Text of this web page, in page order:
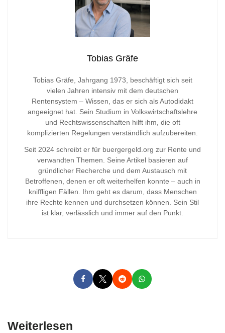
Tobias Gräfe
Tobias Gräfe, Jahrgang 1973, beschäftigt sich seit
vielen Jahren intensiv mit dem deutschen
Rentensystem – Wissen, das er sich als Autodidakt
angeeignet hat. Sein Studium in Volkswirtschaftslehre
und Rechtswissenschaften hilft ihm, die oft
komplizierten Regelungen verständlich aufzubereiten.
Seit 2024 schreibt er für buergergeld.org zur Rente und
verwandten Themen. Seine Artikel basieren auf
gründlicher Recherche und dem Austausch mit
Betroffenen, denen er oft weiterhelfen konnte – auch in
kniffligen Fällen. Ihm geht es darum, dass Menschen
ihre Rechte kennen und durchsetzen können. Sein Stil
ist klar, verlässlich und immer auf den Punkt.
Weiterlesen